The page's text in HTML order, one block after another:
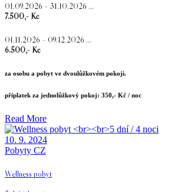
01.09.2026 – 31.10.2026 …
7.500,- Kč
01.11.2026 – 09.12.2026 …
6.500,- Kč
za osobu a pobyt ve dvoulůžkovém pokoji.
příplatek za jednolůžkový pokoj: 350,- Kč / noc
Read More
10. 9. 2024
Pobyty CZ
Wellness pobyt